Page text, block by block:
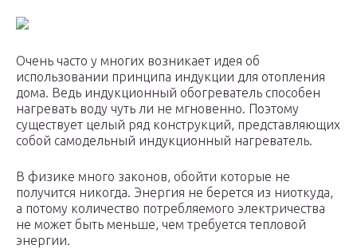
Очень часто у многих возникает идея об
использовании принципа индукции для отопления
дома. Ведь индукционный обогреватель способен
нагревать воду чуть ли не мгновенно. Поэтому
существует целый ряд конструкций, представляющих
собой самодельный индукционный нагреватель.
В физике много законов, обойти которые не
получится никогда. Энергия не берется из ниоткуда,
а потому количество потребляемого электричества
не может быть меньше, чем требуется тепловой
энергии.